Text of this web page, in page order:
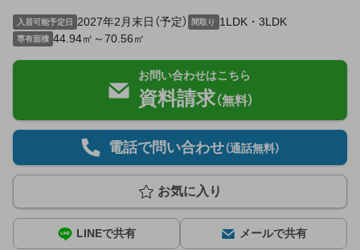
入居可能予定日 2027年2月末日（予定） 間取り 1LDK・3LDK
専有面積 44.94㎡～70.56㎡
お問い合わせはこちら
資料請求（無料）
電話で問い合わせ（通話無料）
お気に入り
LINEで共有 メールで共有